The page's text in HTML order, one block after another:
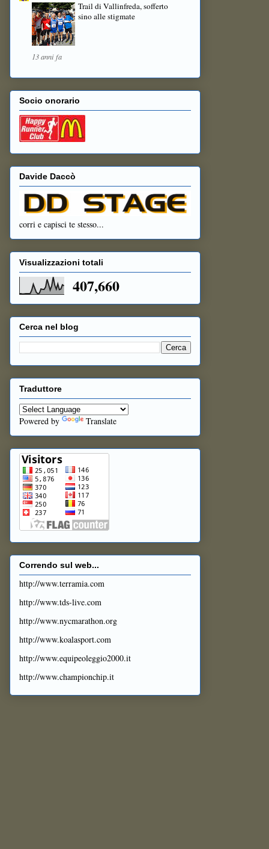
Trail di Vallinfreda, sofferto
sino alle stigmate
13 anni fa
Socio onorario
Davide Daccò
corri e capisci te stesso...
Visualizzazioni totali
407,660
Cerca nel blog
Traduttore
Powered by Translate
Correndo sul web...
http://www.terramia.com
http://www.tds-live.com
http://www.nycmarathon.org
http://www.koalasport.com
http://www.equipeoleggio2000.it
http://www.championchip.it